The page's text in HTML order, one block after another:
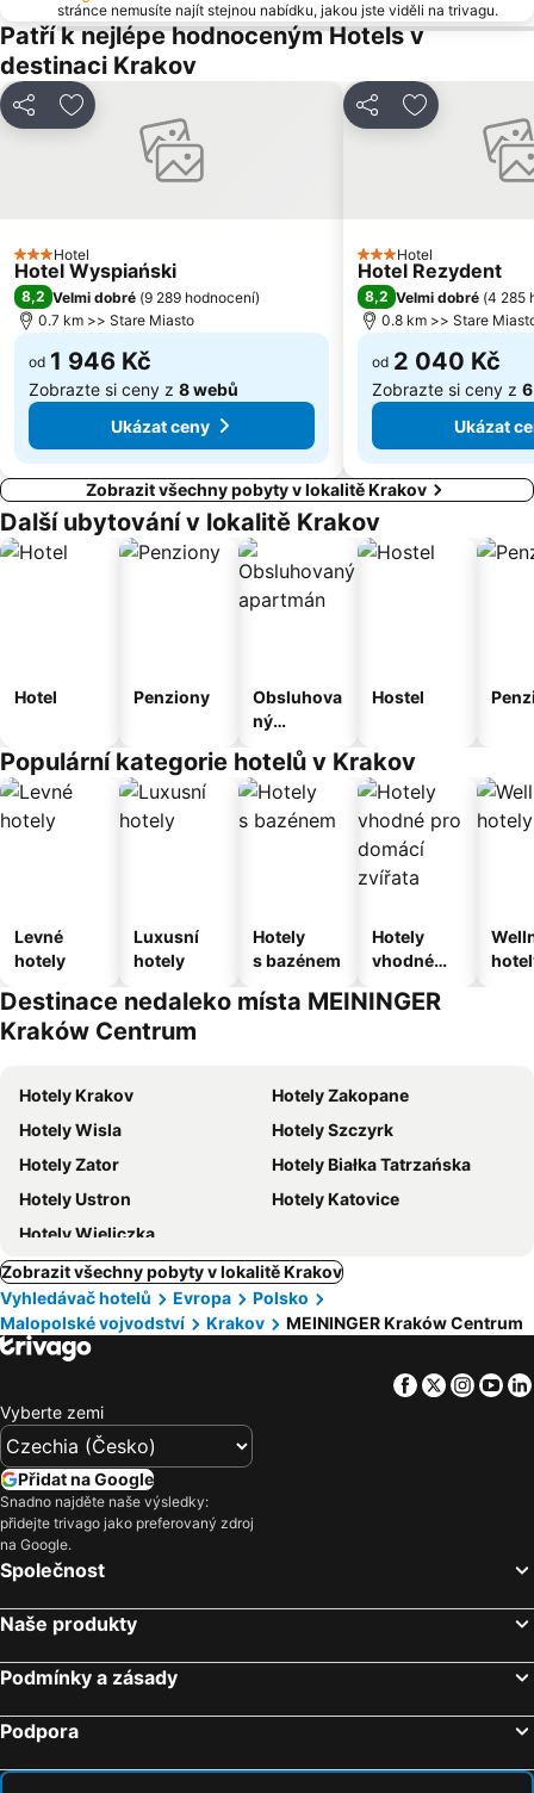
stránce nemusíte najít stejnou nabídku, jakou jste viděli na trivagu.
Patří k nejlépe hodnoceným Hotels v
destinaci Krakov
Sdílet Přidat na seznam oblíbených hotelů
3 Počet hvězdiček
Hotel
Hotel Wyspiański
8,2 Velmi dobré (9 289 hodnocení)
0.7 km >> Stare Miasto
od 1 946 Kč
Zobrazte si ceny z 8 webů
Ukázat ceny
Sdílet Přidat na
3 Počet hvězdiček
Hotel
Hotel Rezydent
8,2 Velmi dobré (4 285
0.8 km >> Stare
od 2 040 Kč
Zobrazte si ceny z
Ukázat
Zobrazit všechny pobyty v lokalitě Krakov
Další ubytování v lokalitě Krakov
Hotel Penziony
Obsluhova
ný
Hostel
Populární kategorie hotelů v Krakov
Levné
hotely
Luxusní
hotely
Hotely
s bazénem
Hotely
vhodné
domácí
Destinace nedaleko místa MEININGER
Kraków Centrum
Hotely Krakov
Hotely Zakopane
Hotely Wisla
Hotely Szczyrk
Hotely Zator
Hotely Białka Tatrzańska
Hotely Ustron
Hotely Katovice
Hotely Wieliczka
Zobrazit všechny pobyty v lokalitě Krakov
Vyhledávač hotelů
Evropa
Polsko
Malopolské vojvodství
Krakov MEININGER Kraków Centrum
Facebook
Twitter
Vyberte zemi
Přidat na Google
Snadno najděte naše výsledky:
přidejte trivago jako preferovaný zdroj
na Google.
Společnost
Naše produkty
Podmínky a zásady
Podpora